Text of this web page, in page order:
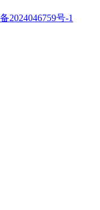
2024046759号-1